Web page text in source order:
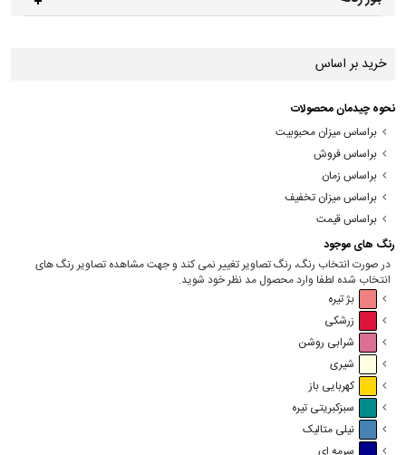
خرید بر اساس
نحوه چیدمان محصولات
براساس میزان محبوبیت
براساس فروش
براساس زمان
براساس میزان تخفیف
براساس قیمت
رنگ های موجود
در صورت انتخاب رنگ، رنگ تصاویر تغییر نمی کند و جهت مشاهده تصاویر رنگ های
انتخاب شده لطفا وارد محصول مد نظر خود شوید.
بژ تیره
زرشکی
شرابی روشن
شیری
کهربایی باز
سبزکبریتی تیره
نیلی متالیک